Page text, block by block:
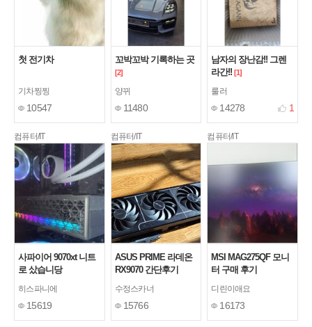
첫 전기차
기차찡찡
10547
꼬박꼬박 기록하는 곳
[2]
양뀌
11480
남자의 장난감!! 그렌
라간!! [1]
룰러
14278 1
컴퓨터/IT
사파이어 9070xt 니트
로 샀습니당
히스파니에
15619
컴퓨터/IT
ASUS PRIME 라데온
RX9070 간단후기
수정스카너
15766
컴퓨터/IT
MSI MAG275QF 모니
터 구매 후기
디린이애요
16173